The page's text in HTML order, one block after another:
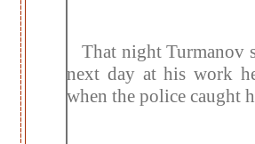
That night Turmanov
next day at his work
when the police caught